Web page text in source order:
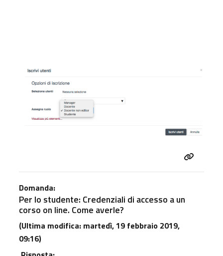
Domanda:
Per lo studente: Credenziali di accesso a un
corso on line. Come averle?
(Ultima modifica: martedì, 19 febbraio 2019,
09:16)